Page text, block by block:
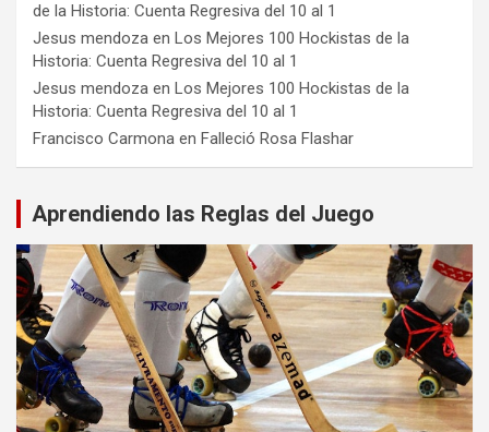
de la Historia: Cuenta Regresiva del 10 al 1
Jesus mendoza en Los Mejores 100 Hockistas de la
Historia: Cuenta Regresiva del 10 al 1
Jesus mendoza en Los Mejores 100 Hockistas de la
Historia: Cuenta Regresiva del 10 al 1
Francisco Carmona en Falleció Rosa Flashar
Aprendiendo las Reglas del Juego